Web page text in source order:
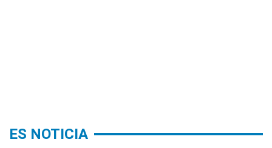
ES NOTICIA